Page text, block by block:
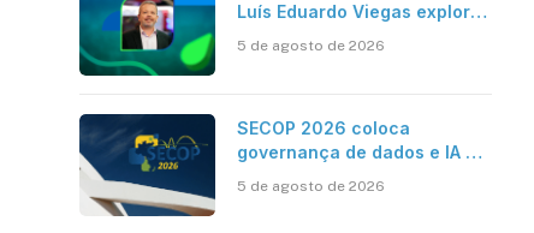
Luís Eduardo Viegas explora
eficiência da Contabilidade
5 de agosto de 2026
SECOP 2026 coloca
governança de dados e IA no
5 de agosto de 2026